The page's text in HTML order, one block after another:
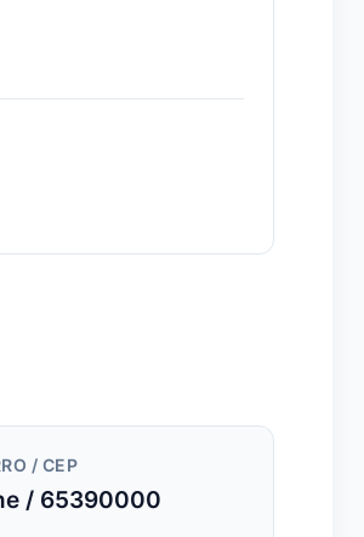
/ CEP
/ 65390000